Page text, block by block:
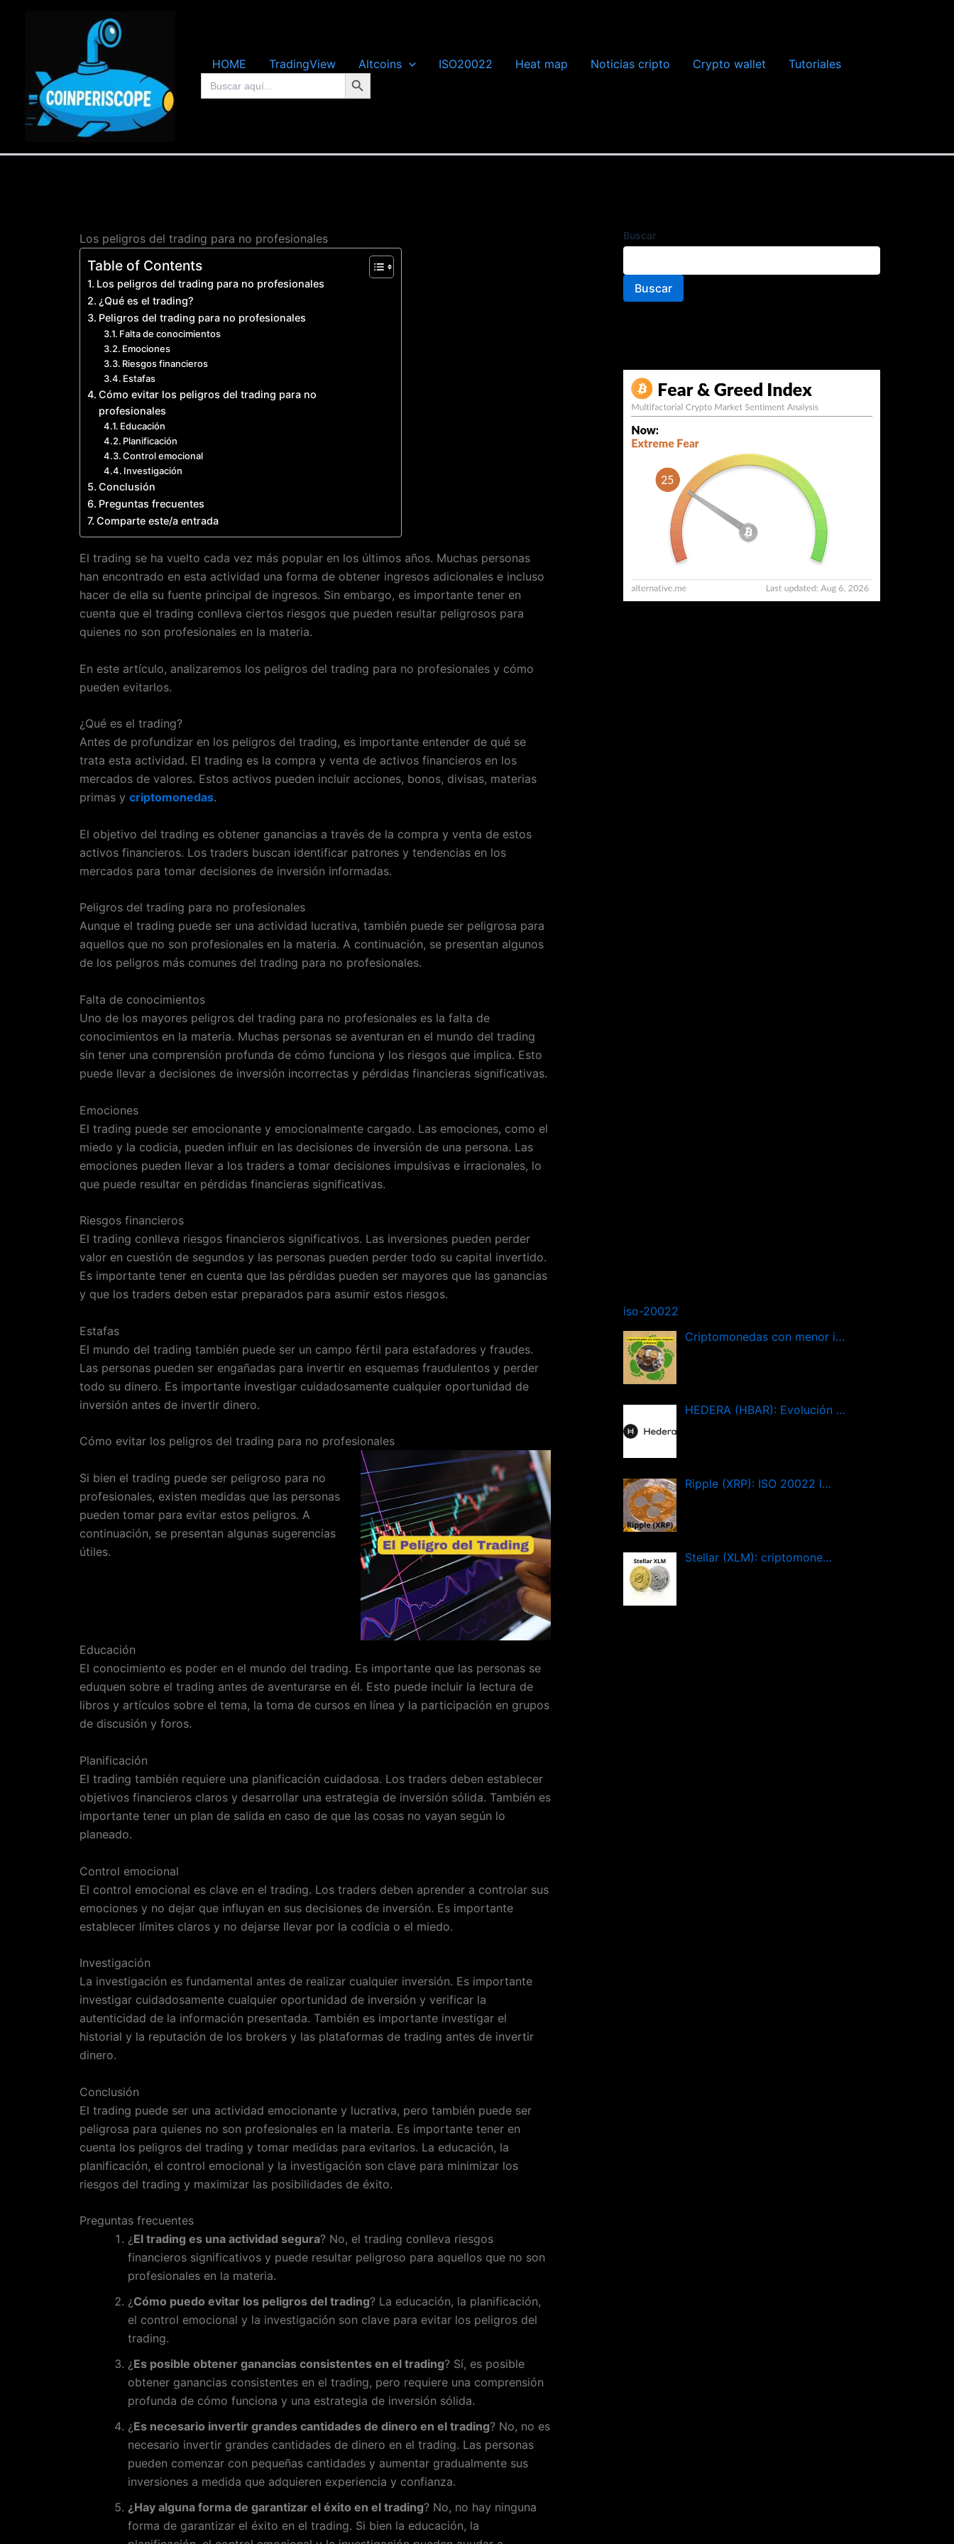
HOME
TradingView Altcoins ISO20022 Heat map Noticias cripto Crypto wallet Tutoriales
Buscar: Botón de búsqueda
Los peligros del trading para no profesionales
Table of Contents
Los peligros del trading para no profesionales
¿Qué es el trading?
Peligros del trading para no profesionales
Falta de conocimientos
Emociones
Riesgos financieros
Estafas
Cómo evitar los peligros del trading para no
profesionales
Educación
Planificación
Control emocional
Investigación
Conclusión
Preguntas frecuentes
Comparte este/a entrada
El trading se ha vuelto cada vez más popular en los últimos años. Muchas personas
han encontrado en esta actividad una forma de obtener ingresos adicionales e incluso
hacer de ella su fuente principal de ingresos. Sin embargo, es importante tener en
cuenta que el trading conlleva ciertos riesgos que pueden resultar peligrosos para
quienes no son profesionales en la materia.
En este artículo, analizaremos los peligros del trading para no profesionales y cómo
pueden evitarlos.
¿Qué es el trading?
Antes de profundizar en los peligros del trading, es importante entender de qué se
trata esta actividad. El trading es la compra y venta de activos financieros en los
mercados de valores. Estos activos pueden incluir acciones, bonos, divisas, materias
primas y criptomonedas.
El objetivo del trading es obtener ganancias a través de la compra y venta de estos
activos financieros. Los traders buscan identificar patrones y tendencias en los
mercados para tomar decisiones de inversión informadas.
Peligros del trading para no profesionales
Aunque el trading puede ser una actividad lucrativa, también puede ser peligrosa para
aquellos que no son profesionales en la materia. A continuación, se presentan algunos
de los peligros más comunes del trading para no profesionales.
Falta de conocimientos
Uno de los mayores peligros del trading para no profesionales es la falta de
conocimientos en la materia. Muchas personas se aventuran en el mundo del trading
sin tener una comprensión profunda de cómo funciona y los riesgos que implica. Esto
puede llevar a decisiones de inversión incorrectas y pérdidas financieras significativas.
Emociones
El trading puede ser emocionante y emocionalmente cargado. Las emociones, como el
miedo y la codicia, pueden influir en las decisiones de inversión de una persona. Las
emociones pueden llevar a los traders a tomar decisiones impulsivas e irracionales, lo
que puede resultar en pérdidas financieras significativas.
Riesgos financieros
El trading conlleva riesgos financieros significativos. Las inversiones pueden perder
valor en cuestión de segundos y las personas pueden perder todo su capital invertido.
Es importante tener en cuenta que las pérdidas pueden ser mayores que las ganancias
y que los traders deben estar preparados para asumir estos riesgos.
Estafas
El mundo del trading también puede ser un campo fértil para estafadores y fraudes.
Las personas pueden ser engañadas para invertir en esquemas fraudulentos y perder
todo su dinero. Es importante investigar cuidadosamente cualquier oportunidad de
inversión antes de invertir dinero.
Cómo evitar los peligros del trading para no profesionales
Si bien el trading puede ser peligroso para no
profesionales, existen medidas que las personas
pueden tomar para evitar estos peligros. A
continuación, se presentan algunas sugerencias
útiles.
Educación
El conocimiento es poder en el mundo del trading. Es importante que las personas se
eduquen sobre el trading antes de aventurarse en él. Esto puede incluir la lectura de
libros y artículos sobre el tema, la toma de cursos en línea y la participación en grupos
de discusión y foros.
Planificación
El trading también requiere una planificación cuidadosa. Los traders deben establecer
objetivos financieros claros y desarrollar una estrategia de inversión sólida. También es
importante tener un plan de salida en caso de que las cosas no vayan según lo
planeado.
Control emocional
El control emocional es clave en el trading. Los traders deben aprender a controlar sus
emociones y no dejar que influyan en sus decisiones de inversión. Es importante
establecer límites claros y no dejarse llevar por la codicia o el miedo.
Investigación
La investigación es fundamental antes de realizar cualquier inversión. Es importante
investigar cuidadosamente cualquier oportunidad de inversión y verificar la
autenticidad de la información presentada. También es importante investigar el
historial y la reputación de los brokers y las plataformas de trading antes de invertir
dinero.
Conclusión
El trading puede ser una actividad emocionante y lucrativa, pero también puede ser
peligrosa para quienes no son profesionales en la materia. Es importante tener en
cuenta los peligros del trading y tomar medidas para evitarlos. La educación, la
planificación, el control emocional y la investigación son clave para minimizar los
riesgos del trading y maximizar las posibilidades de éxito.
Preguntas frecuentes
¿El trading es una actividad segura? No, el trading conlleva riesgos
financieros significativos y puede resultar peligroso para aquellos que no son
profesionales en la materia.
¿Cómo puedo evitar los peligros del trading? La educación, la planificación,
el control emocional y la investigación son clave para evitar los peligros del
trading.
¿Es posible obtener ganancias consistentes en el trading? Sí, es posible
obtener ganancias consistentes en el trading, pero requiere una comprensión
profunda de cómo funciona y una estrategia de inversión sólida.
¿Es necesario invertir grandes cantidades de dinero en el trading? No, no es
necesario invertir grandes cantidades de dinero en el trading. Las personas
pueden comenzar con pequeñas cantidades y aumentar gradualmente sus
inversiones a medida que adquieren experiencia y confianza.
¿Hay alguna forma de garantizar el éxito en el trading? No, no hay ninguna
forma de garantizar el éxito en el trading. Si bien la educación, la
Buscar
Buscar
iso-20022
Criptomonedas con menor i…
HEDERA (HBAR): Evolución …
Ripple (XRP): ISO 20022 l…
Stellar (XLM): criptomone…